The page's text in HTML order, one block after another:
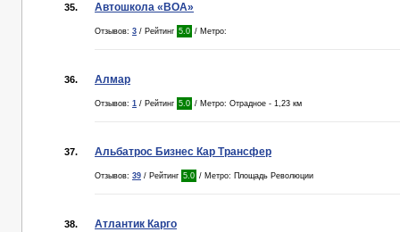
35. Автошкола «ВОА»
Отзывов: 3 / Рейтинг 5.0 / Метро:
36. Алмар
Отзывов: 1 / Рейтинг 5.0 / Метро: Отрадное - 1,23 км
37. Альбатрос Бизнес Кар Трансфер
Отзывов: 39 / Рейтинг 5.0 / Метро: Площадь Революции
38. Атлантик Карго